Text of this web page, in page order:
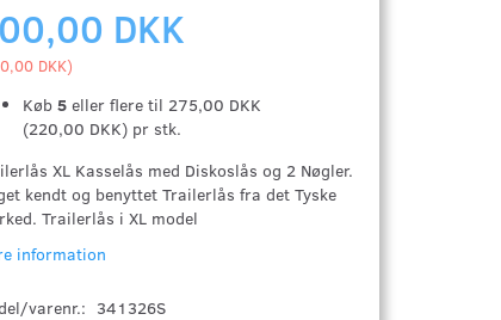
DKK
DKK)
Køb5 eller flere til 275,00 DKK
(220,00 DKK) pr stk.
XL Kasselås med Diskoslås og 2 Nøgler.
kendt og benyttet Trailerlås fra det Tyske
Trailerlås i XL model
information
varenr.: 341326S